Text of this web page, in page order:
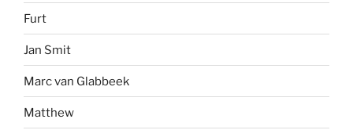
Furt
Jan Smit
Marc van Glabbeek
Matthew